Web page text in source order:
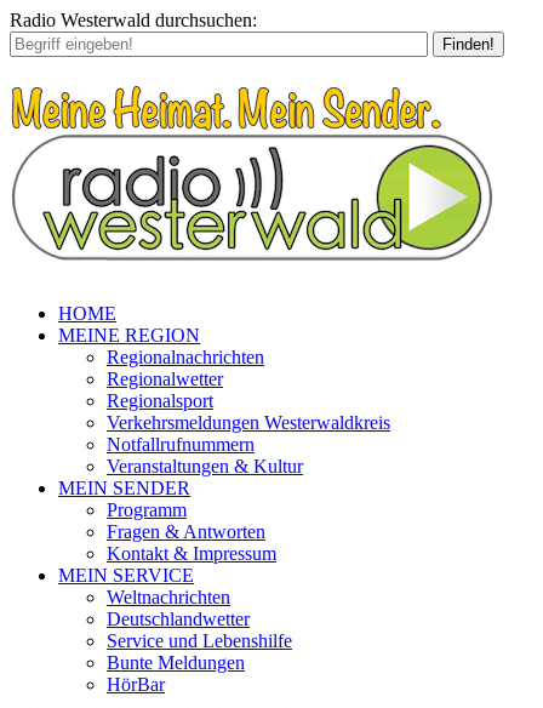
Radio Westerwald durchsuchen:
Finden!
HOME
MEINE REGION
Regionalnachrichten
Regionalwetter
Regionalsport
Verkehrsmeldungen Westerwaldkreis
Notfallrufnummern
Veranstaltungen & Kultur
MEIN SENDER
Programm
Fragen & Antworten
Kontakt & Impressum
MEIN SERVICE
Weltnachrichten
Deutschlandwetter
Service und Lebenshilfe
Bunte Meldungen
HörBar